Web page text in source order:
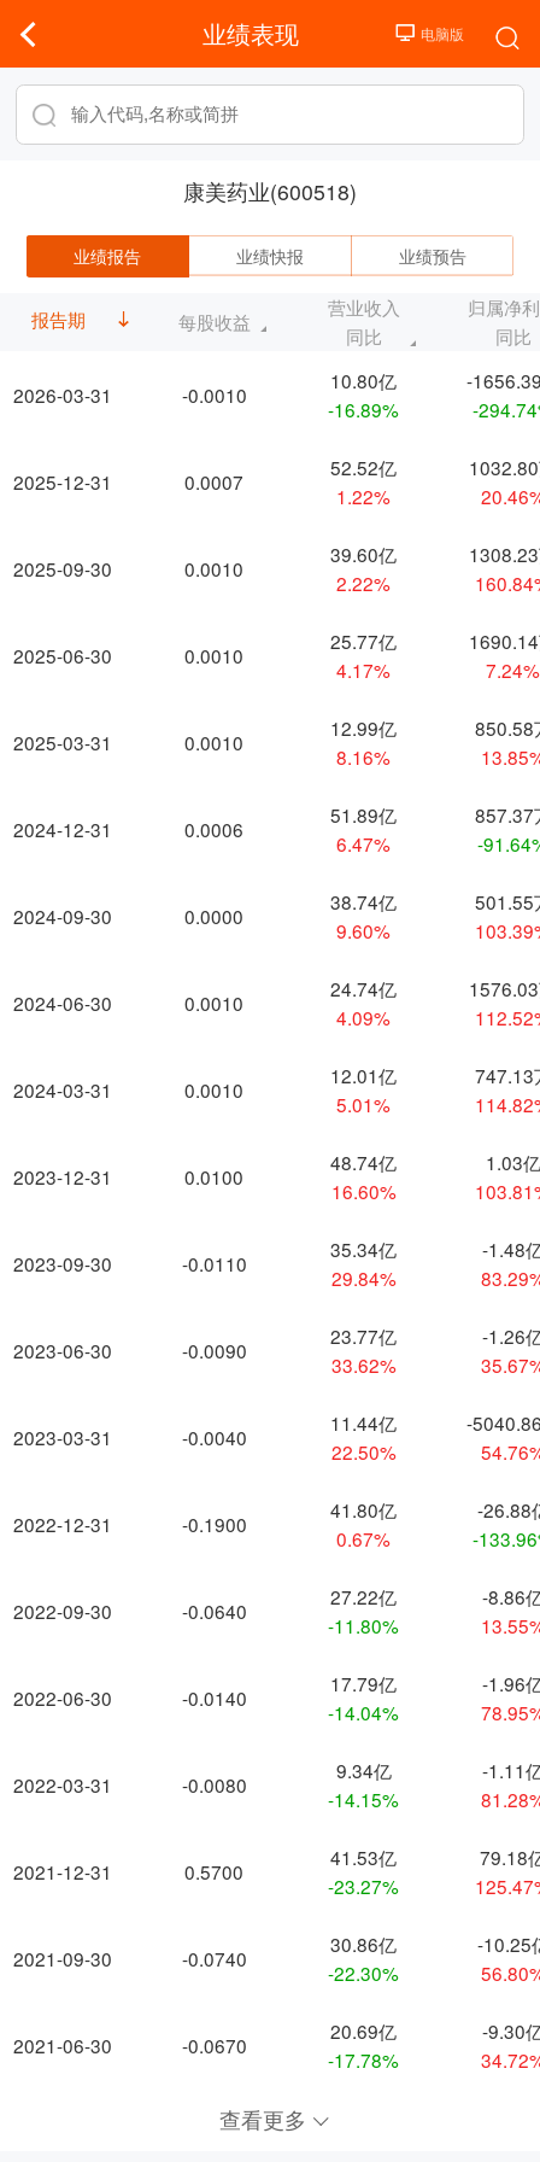
业绩表现
康美药业(600518)
业绩报告 业绩快报 业绩预告
报告期
2026-03-31
2025-12-31
2025-09-30
2025-06-30
2025-03-31
2024-12-31
2024-09-30
2024-06-30
2024-03-31
2023-12-31
2023-09-30
2023-06-30
2023-03-31
2022-12-31
2022-09-30
2022-06-30
2022-03-31
2021-12-31
2021-09-30
2021-06-30
每股收益
营业收入
同比
归属净
同比
-0.0010
10.80亿
-16.89%
-
-
0.0007
52.52亿
1.22%
0.0010
39.60亿
2.22%
0.0010
25.77亿
4.17%
7.24%
0.0010
12.99亿
8.16%
850.58
0.0006
51.89亿
6.47%
857.37
-
0.0000
38.74亿
9.60%
501.55
0.0010
24.74亿
4.09%
0.0010
12.01亿
5.01%
747.13
0.0100
48.74亿
16.60%
1.03亿
-0.0110
35.34亿
29.84%
-1.48
-0.0090
23.77亿
33.62%
-1.26
-0.0040
11.44亿
22.50%
-
-0.1900
41.80亿
0.67%
-26.88
-
-0.0640
27.22亿
-11.80%
-8.86
-0.0140
17.79亿
-14.04%
-1.96
-0.0080
9.34亿
-14.15%
-1.11
0.5700
41.53亿
-23.27%
79.18
-0.0740
30.86亿
-22.30%
-10.25
-0.0670
20.69亿
-17.78%
-9.30
查看更多